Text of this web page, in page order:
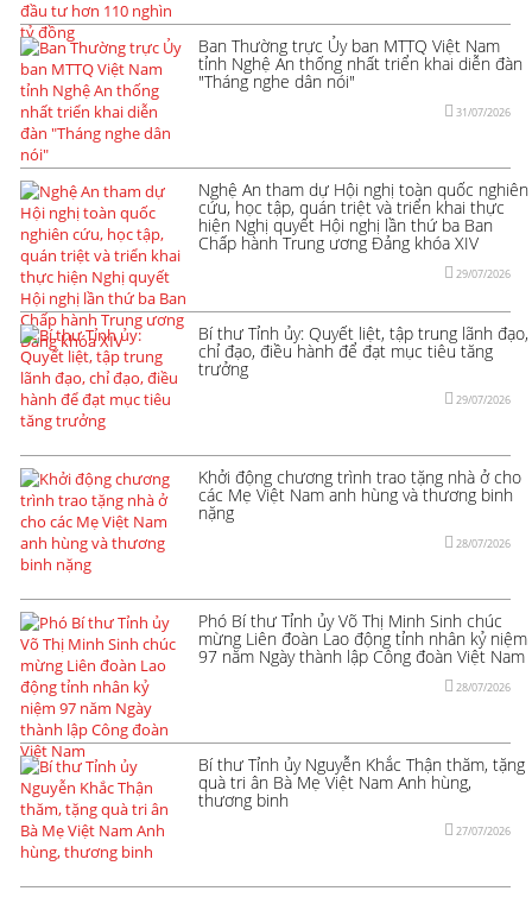
Ban Thường trực Ủy ban MTTQ Việt Nam
tỉnh Nghệ An thống nhất triển khai diễn đàn
"Tháng nghe dân nói"
31/07/2026
Nghệ An tham dự Hội nghị toàn quốc nghiên
cứu, học tập, quán triệt và triển khai thực
hiện Nghị quyết Hội nghị lần thứ ba Ban
Chấp hành Trung ương Đảng khóa XIV
29/07/2026
Bí thư Tỉnh ủy: Quyết liệt, tập trung lãnh đạo,
chỉ đạo, điều hành để đạt mục tiêu tăng
trưởng
29/07/2026
Khởi động chương trình trao tặng nhà ở cho
các Mẹ Việt Nam anh hùng và thương binh
nặng
28/07/2026
Phó Bí thư Tỉnh ủy Võ Thị Minh Sinh chúc
mừng Liên đoàn Lao động tỉnh nhân kỷ niệm
97 năm Ngày thành lập Công đoàn Việt Nam
28/07/2026
Bí thư Tỉnh ủy Nguyễn Khắc Thận thăm, tặng
quà tri ân Bà Mẹ Việt Nam Anh hùng,
thương binh
27/07/2026